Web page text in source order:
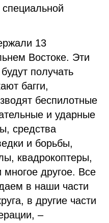
13
Востоке. Эти
получать
багги,
беспилотные
и ударные
средства
и борьбы,
квадрокоптеры,
другое. Все
в наши части
в другие части
–